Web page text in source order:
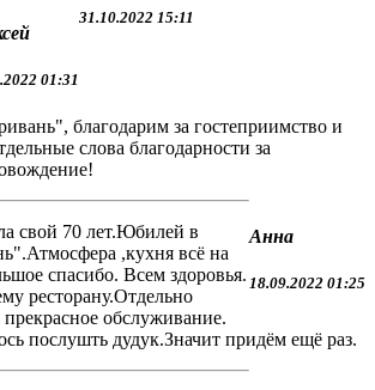
31.10.2022 15:11
01:31
благодарим за гостеприимство и
слова благодарности за
Анна
18.09.2022 01:25
свой 70 лет.Юбилей в
,кухня всё на
спасибо. Всем здоровья.
ресторану.Отдельно
обслуживание.
послушть дудук.Значит придём ещё раз.